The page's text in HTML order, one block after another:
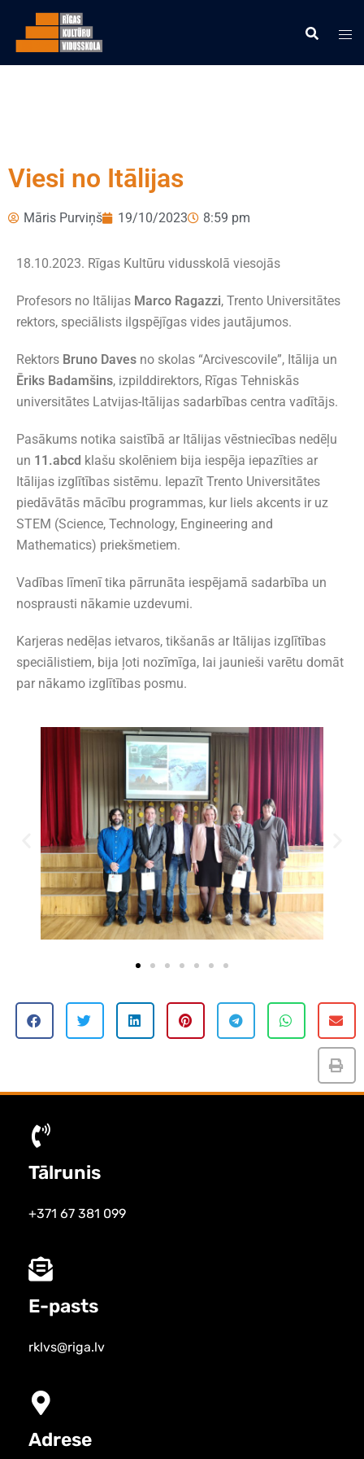
Viesi no Itālijas
Māris Purviņš 19/10/2023 8:59 pm
18.10.2023. Rīgas Kultūru vidusskolā viesojās
Profesors no Itālijas Marco Ragazzi, Trento Universitātes
rektors, speciālists ilgspējīgas vides jautājumos.
Rektors Bruno Daves no skolas “Arcivescovile”, Itālija un
Ēriks Badamšins, izpilddirektors, Rīgas Tehniskās
universitātes Latvijas-Itālijas sadarbības centra vadītājs.
Pasākums notika saistībā ar Itālijas vēstniecības nedēļu
un 11.abcd klašu skolēniem bija iespēja iepazīties ar
Itālijas izglītības sistēmu. Iepazīt Trento Universitātes
piedāvātās mācību programmas, kur liels akcents ir uz
STEM (Science, Technology, Engineering and
Mathematics) priekšmetiem.
Vadības līmenī tika pārrunāta iespējamā sadarbība un
nosprausti nākamie uzdevumi.
Karjeras nedēļas ietvaros, tikšanās ar Itālijas izglītības
speciālistiem, bija ļoti nozīmīga, lai jaunieši varētu domāt
par nākamo izglītības posmu.
Tālrunis
+371 67 381 099
E-pasts
rklvs@riga.lv
Adrese